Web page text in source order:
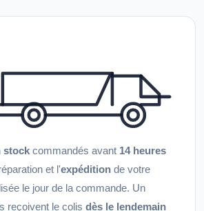
stock commandés avant 14 heures
et l'expédition de votre
le jour de la commande. Un
reçoivent le colis dès le lendemain